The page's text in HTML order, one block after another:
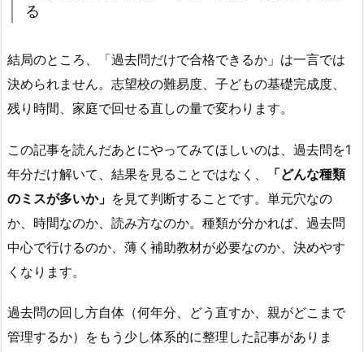
る
結局のところ、「過去問だけで合格できるか」は一言では
決められません。志望校の難易度、子どもの基礎完成度、
残り時間、家庭で回せる直しの量で変わります。
この記事を読んだあとにやってみてほしいのは、過去問を1
年分だけ解いて、結果を見ることではなく、
「どんな種類
のミスが多いか」 を見て判断することです。単元穴なの
か、時間なのか、読み方なのか。種類が分かれば、過去問
中心で行けるのか、薄く補助教材が必要なのか、決めやす
くなります。
過去問の回し方自体（何年分、どう直すか、親がどこまで
管理するか）をもう少し体系的に整理した記事がありま